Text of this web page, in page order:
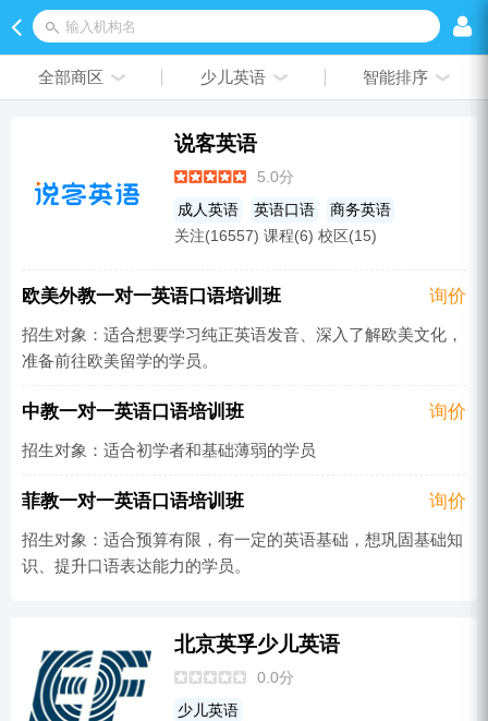
输入机构名
全部商区 少儿英语 智能排序
说客英语
5.0分
成人英语 英语口语
商务英语
少儿英语
关注(16557) 课程(6) 校区(15)
欧美外教一对一英语口语培训班 询价
招生对象：适合想要学习纯正英语发音、深入了解欧美文化，
准备前往欧美留学的学员。
中教一对一英语口语培训班 询价
招生对象：适合初学者和基础薄弱的学员
菲教一对一英语口语培训班 询价
招生对象：适合预算有限，有一定的英语基础，想巩固基础知
识、提升口语表达能力的学员。
北京英孚少儿英语
0.0分
少儿英语